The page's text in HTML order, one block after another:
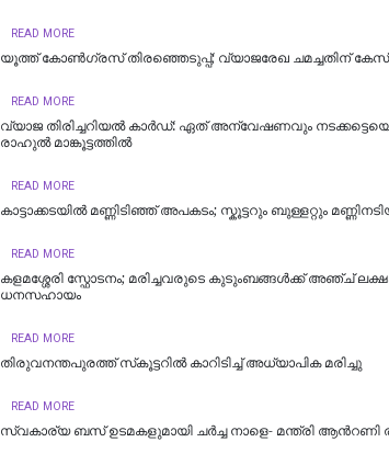
READ MORE
യൂത്ത് കോൺഗ്രസ് തിരഞ്ഞെടുപ്പ്; വ്യാജരേഖ ചമച്ചതിന് കേസ്
READ MORE
വ്യാജ തിരിച്ചറിയല്‍ കാര്‍ഡ്: ഏത് അന്വേഷണവും
രാഹുല്‍ മാങ്കൂട്ടത്തില്‍
READ MORE
കാട്ടാക്കടയിൽ മണ്ണിടിഞ്ഞ് അപകടം; സ്കൂട്ടറും ബുള്ളറ്റും
READ MORE
കളമശ്ശേരി സ്ഫോടനം; മരിച്ചവരുടെ കുടുംബങ്ങള്‍ക്ക് അഞ്ച്
ധനസഹായം
READ MORE
തിരുവനന്തപുരത്ത് സ്‌കൂട്ടറില്‍ കാറിടിച്ച് അധ്യാപിക മരിച്ചു
READ MORE
സ്വകാര്യ ബസ് ഉടമകളുമായി ചർച്ച നാളെ- മന്ത്രി ആന്‍റണി